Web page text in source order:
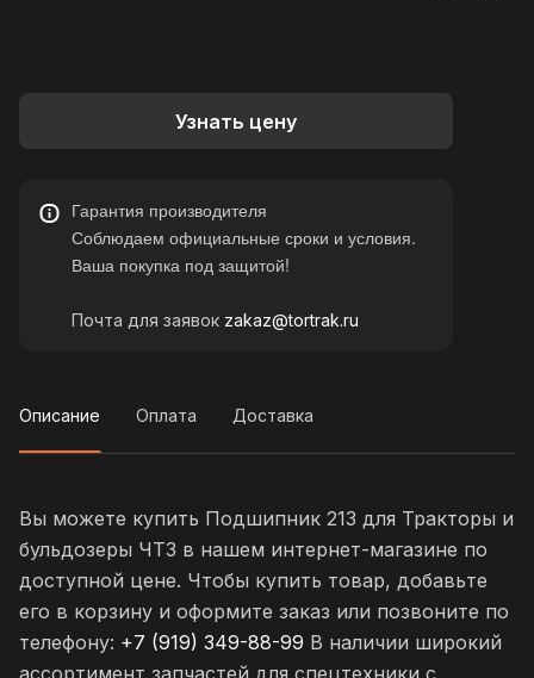
Узнать цену
Гарантия производителя
Соблюдаем официальные сроки и условия.
Ваша покупка под защитой!
Почта для заявок zakaz@tortrak.ru
Описание Оплата Доставка
Вы можете купить Подшипник 213 для Тракторы и
бульдозеры ЧТЗ в нашем интернет-магазине по
доступной цене. Чтобы купить товар, добавьте
его в корзину и оформите заказ или позвоните по
телефону: +7 (919) 349-88-99 В наличии широкий